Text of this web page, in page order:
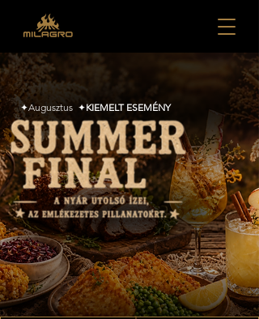
✦Augusztus ✦KIEMELT ESEMÉNY